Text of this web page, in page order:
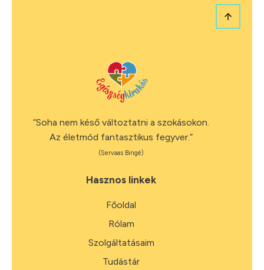
“Soha nem késő változtatni a szokásokon.
Az életmód fantasztikus fegyver.”
(Servaas Bingé)
Hasznos linkek
Főoldal
Rólam
Szolgáltatásaim
Tudástár